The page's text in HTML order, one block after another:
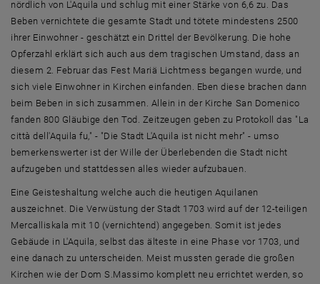
nördlich von L'Aquila und schlug mit einer Stärke von 6,6 zu. Das
Beben vernichtete die gesamte Stadt und tötete mindestens 2500
ihrer Einwohner - geschätzt ein Drittel der Bevölkerung. Die hohe
Opferzahl erklärt sich auch aus dem tragischen Umstand, dass an
diesem 2. Februar das Fest Mariä Lichtmess begangen wurde, und
sich viele Einwohner in Kirchen einfanden. Eben diese brachen dann
beim Beben in sich zusammen. Allein in der Kirche San Domenico
fanden 800 Gläubige den Tod. Zeitzeugen geben zu Protokoll das "La
città dell'Aquila fu," - "Die Stadt L'Aquila ist nicht mehr" - umso
bemerkenswerter ist der Wille der Überlebenden die Stadt nicht
aufzugeben und stattdessen alles wieder aufzubauen.
Eine Geisteshaltung welche auch die heutigen Aquilanen
auszeichnet. Die Verwüstung der Stadt 1703 wird auf der 12-teiligen
Mercalliskala mit 10 (vernichtend) angegeben. Somit ist jedes
Gebäude in L'Aquila, selbst das älteste in eine Phase vor 1703, und
eine danach zu unterscheiden. Meist mussten gerade die großen
Kirchen wie der Dom S.Massimo komplett neu errichtet werden, so